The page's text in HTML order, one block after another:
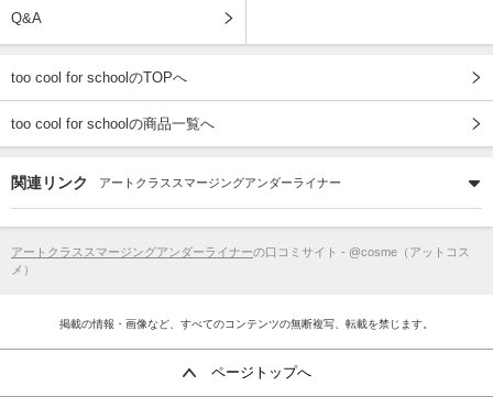
Q&A
too cool for schoolのTOPへ
too cool for schoolの商品一覧へ
関連リンク アートクラススマージングアンダーライナー
アートクラススマージングアンダーライナーの口コミサイト - @cosme（アットコス
メ）
掲載の情報・画像など、すべてのコンテンツの無断複写、転載を禁じます。
ページトップへ